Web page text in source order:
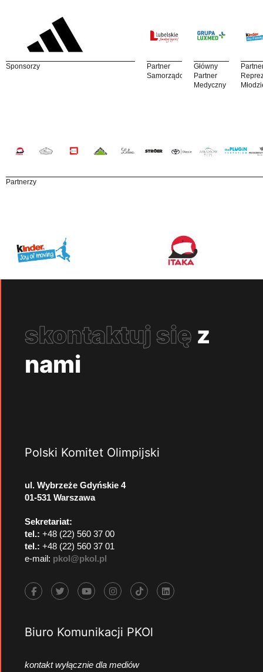
Sponsorzy
Partner
Samorządowy
Główny
Partner
Medyczny
Partnerzy
skontaktuj się z
nami
Polski Komitet Olimpijski
ul. Wybrzeże Gdyńskie 4
01-531 Warszawa
Sekretariat:
tel.: +48 (22) 560 37 00
tel.: +48 (22) 560 37 01
e-mail: pkol@pkol.pl
Biuro Komunikacji PKOl
kontakt wyłącznie dla mediów